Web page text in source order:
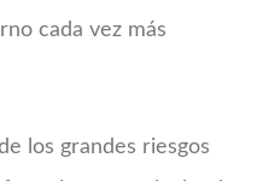
cada vez más
los grandes riesgos